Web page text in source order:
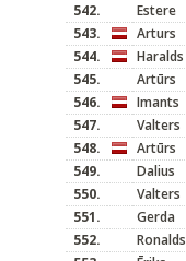
542.
Estere
543.
Arturs
544.
Haralds
545.
Artūrs
546.
Imants
547.
Valters
548.
Artūrs
549.
Dalius
550.
Valters
551.
Gerda
552.
Ronalds